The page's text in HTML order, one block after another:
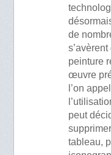
de
peinture
œuvre
l’on
peut
tableau,